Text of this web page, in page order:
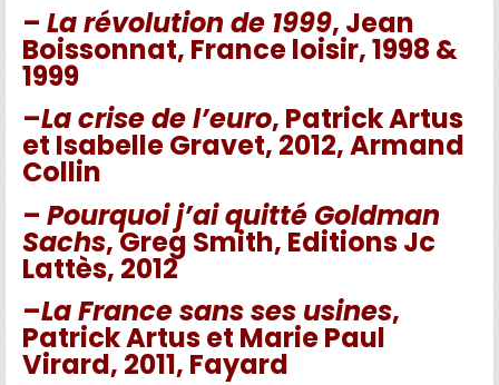
–La révolution de 1999, Jean
Boissonnat, France loisir, 1998 &
1999
–La crise de l’euro, Patrick Artus
et Isabelle Gravet, 2012, Armand
Collin
–Pourquoi j’ai quitté Goldman
Sachs, Greg Smith, Editions Jc
Lattès, 2012
–La France sans ses usines,
Patrick Artus et Marie Paul
Virard, 2011, Fayard